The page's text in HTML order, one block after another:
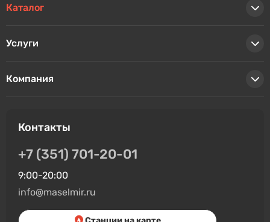
Каталог
Услуги
Компания
Контакты
+7 (351) 701-20-01
9:00-20:00
info@maselmir.ru